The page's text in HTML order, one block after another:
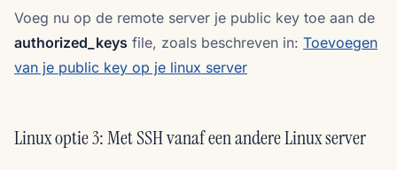
Voeg nu op de remote server je public key toe aan de
authorized_keys file, zoals beschreven in: Toevoegen
van je public key op je linux server
Linux optie 3: Met SSH vanaf een andere Linux server